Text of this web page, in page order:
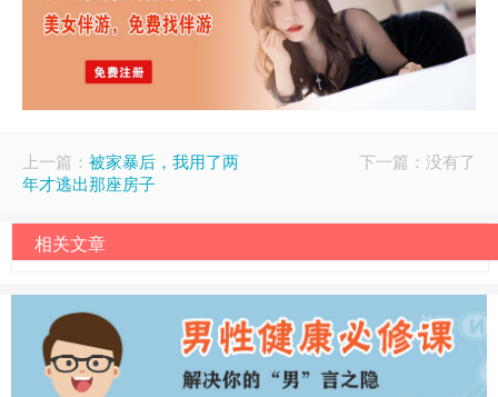
上一篇： 被家暴后，我用了两
年才逃出那座房子
下一篇：没有了
相关文章